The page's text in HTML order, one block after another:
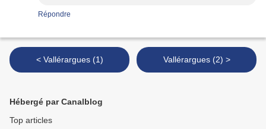
Répondre
< Vallérargues (1) Vallérargues (2) >
Hébergé par Canalblog
Top articles